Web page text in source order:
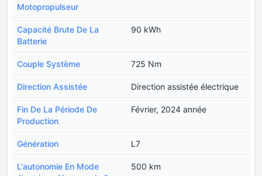
Motopropulseur
Capacité Brute De La
Batterie
90 kWh
Couple Système 725 Nm
Direction Assistée Direction assistée électrique
Fin De La Période De
Production
Février, 2024 année
Génération L7
L'autonomie En Mode
500 km